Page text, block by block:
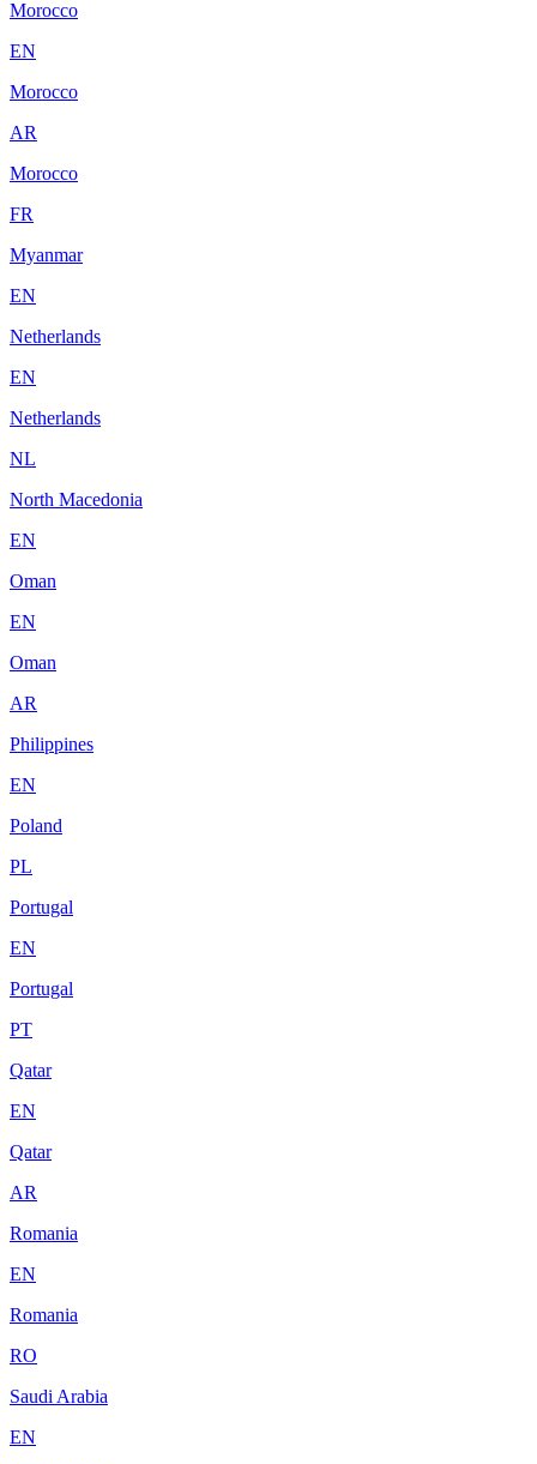
Morocco
EN
Morocco
AR
Morocco
FR
Myanmar
EN
Netherlands
EN
Netherlands
NL
North Macedonia
EN
Oman
EN
Oman
AR
Philippines
EN
Poland
PL
Portugal
EN
Portugal
PT
Qatar
EN
Qatar
AR
Romania
EN
Romania
RO
Saudi Arabia
EN